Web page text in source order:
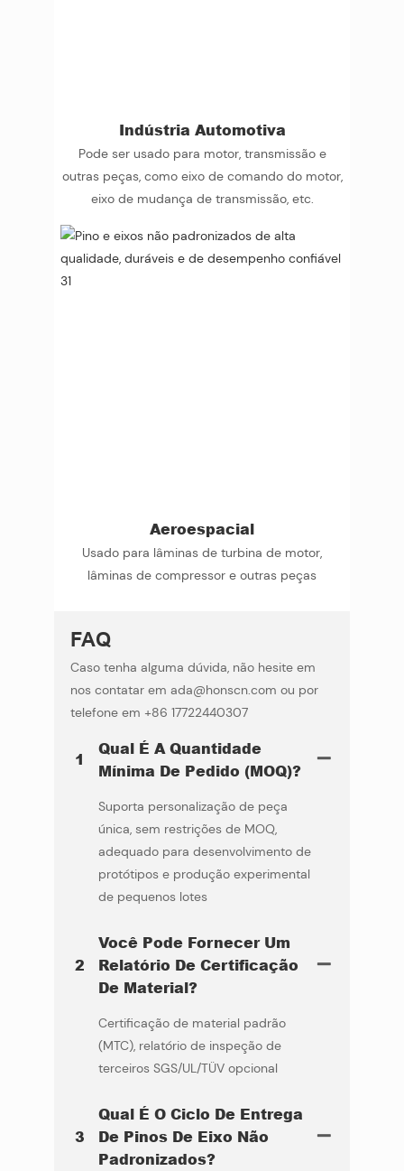
Indústria Automotiva
Pode ser usado para motor, transmissão e
outras peças, como eixo de comando do motor,
eixo de mudança de transmissão, etc.
Aeroespacial
Usado para lâminas de turbina de motor,
lâminas de compressor e outras peças
FAQ
Caso tenha alguma dúvida, não hesite em
nos contatar em ada@honscn.com ou por
telefone em +86 17722440307
1
Qual É A Quantidade
Mínima De Pedido (MOQ)?
Suporta personalização de peça
única, sem restrições de MOQ,
adequado para desenvolvimento de
protótipos e produção experimental
de pequenos lotes
2
Você Pode Fornecer Um
Relatório De Certificação
De Material?
Certificação de material padrão
(MTC), relatório de inspeção de
terceiros SGS/UL/TÜV opcional
3
Qual É O Ciclo De Entrega
De Pinos De Eixo Não
Padronizados?